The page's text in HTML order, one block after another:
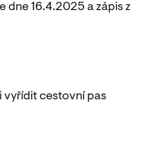
dne 16.4.2025 a zápis z
vyřídit cestovní pas